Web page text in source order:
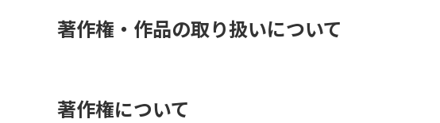
著作権・作品の取り扱いについて
著作権について